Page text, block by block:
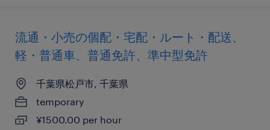
流通・小売の個配・宅配・ルート・配送、
軽・普通車、普通免許、準中型免許
千葉県松戸市, 千葉県
temporary
¥1500.00 per hour